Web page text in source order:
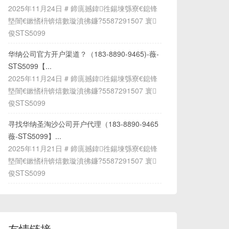
2025年11月24日 # 鍗庣撼鍏徃鍚堜綔寮€鎴锋
墍闇€鏉愭枡锛熺數璇濆彿鐮?5587291507 寰
俊STS5099
华纳公司官方开户渠道？（183-8890-9465)-薇-
STS5099【...
2025年11月24日 # 鍗庣撼鍏徃鍚堜綔寮€鎴锋
墍闇€鏉愭枡锛熺數璇濆彿鐮?5587291507 寰
俊STS5099
寻找华纳圣淘沙公司开户代理（183-8890-9465
薇-STS5099】...
2025年11月21日 # 鍗庣撼鍏徃鍚堜綔寮€鎴锋
墍闇€鏉愭枡锛熺數璇濆彿鐮?5587291507 寰
俊STS5099